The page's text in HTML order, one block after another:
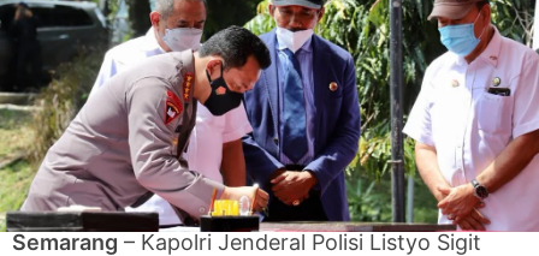
Semarang – Kapolri Jenderal Polisi Listyo Sigit